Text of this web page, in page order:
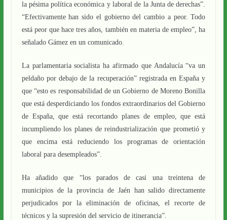
la pésima política económica y laboral de la Junta de derechas”.
“Efectivamente han sido el gobierno del cambio a peor. Todo
está peor que hace tres años, también en materia de empleo”, ha
señalado Gámez en un comunicado.
La parlamentaria socialista ha afirmado que Andalucía “va un
peldaño por debajo de la recuperación” registrada en España y
que “esto es responsabilidad de un Gobierno de Moreno Bonilla
que está desperdiciando los fondos extraordinarios del Gobierno
de España, que está recortando planes de empleo, que está
incumpliendo los planes de reindustrialización que prometió y
que encima está reduciendo los programas de orientación
laboral para desempleados”.
Ha añadido que “los parados de casi una treintena de
municipios de la provincia de Jaén han salido directamente
perjudicados por la eliminación de oficinas, el recorte de
técnicos y la supresión del servicio de itinerancia”.